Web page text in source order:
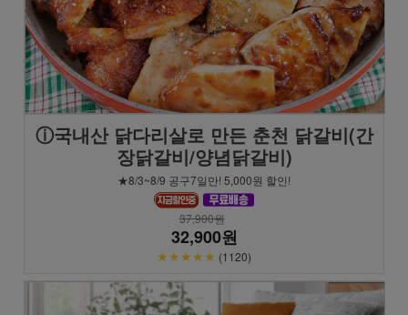
ⓘ국내산 닭다리살로 만든 춘천 닭갈비(간
장닭갈비/양념닭갈비)
★8/3~8/9 공구7일만! 5,000원 할인!
37,900원
32,900원
★★★★★ (1120)